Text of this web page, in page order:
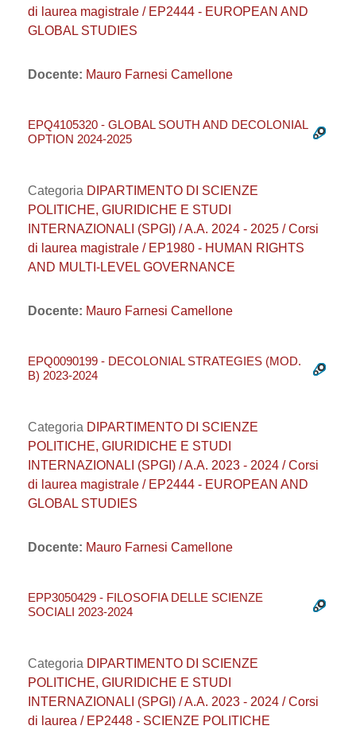
di laurea magistrale / EP2444 - EUROPEAN AND
GLOBAL STUDIES
Docente: Mauro Farnesi Camellone
EPQ4105320 - GLOBAL SOUTH AND DECOLONIAL
OPTION 2024-2025
Categoria DIPARTIMENTO DI SCIENZE
POLITICHE, GIURIDICHE E STUDI
INTERNAZIONALI (SPGI) / A.A. 2024 - 2025 / Corsi
di laurea magistrale / EP1980 - HUMAN RIGHTS
AND MULTI-LEVEL GOVERNANCE
Docente: Mauro Farnesi Camellone
EPQ0090199 - DECOLONIAL STRATEGIES (MOD.
B) 2023-2024
Categoria DIPARTIMENTO DI SCIENZE
POLITICHE, GIURIDICHE E STUDI
INTERNAZIONALI (SPGI) / A.A. 2023 - 2024 / Corsi
di laurea magistrale / EP2444 - EUROPEAN AND
GLOBAL STUDIES
Docente: Mauro Farnesi Camellone
EPP3050429 - FILOSOFIA DELLE SCIENZE
SOCIALI 2023-2024
Categoria DIPARTIMENTO DI SCIENZE
POLITICHE, GIURIDICHE E STUDI
INTERNAZIONALI (SPGI) / A.A. 2023 - 2024 / Corsi
di laurea / EP2448 - SCIENZE POLITICHE